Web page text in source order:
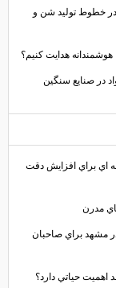
خطوط تولید شن و
هدایت کنیم؟
در صنایع سنگین
اي براي افزايش دقت
مدرن
مشهد براي صاحبان
حياتي دارد؟